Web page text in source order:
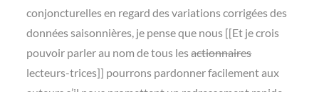
conjoncturelles en regard des variations corrigées des
données saisonnières, je pense que nous [[Et je crois
pouvoir parler au nom de tous lesactionnaires
lecteurs-trices]] pourrons pardonner facilement aux